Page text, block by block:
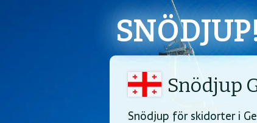
Snödjup
Snödjup för skidorter i